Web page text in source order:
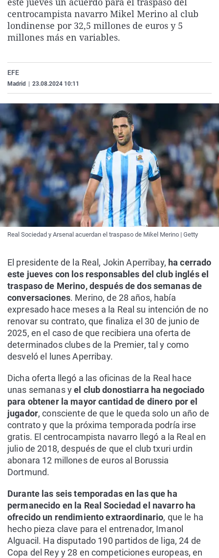
La rosa de los vientos
Gente viajera
Caso
Retornados
Extremadura
Galicia
Virales
Televisión
centrocampista navarro Mikel Merino al club
londinense por 32,5 millones de euros y 5
millones más en variables.
EFE
Madrid 23.08.2024 10:11
Real Sociedad y Arsenal acuerdan el traspaso de Mikel Merino | Getty
El presidente de la Real, Jokin Aperribay, ha cerrado
este jueves con los responsables del club inglés el
traspaso de Merino, después de dos semanas de
conversaciones. Merino, de 28 años, había
expresado hace meses a la Real su intención de no
renovar su contrato, que finaliza el 30 de junio de
2025, en el caso de que recibiera una oferta de
determinados clubes de la Premier, tal y como
desveló el lunes Aperribay.
Dicha oferta llegó a las oficinas de la Real hace
unas semanas yel club donostiarra ha negociado
para obtener la mayor cantidad de dinero por el
jugador, consciente de que le queda solo un año de
contrato y que la próxima temporada podría irse
gratis. El centrocampista navarro llegó a la Real en
julio de 2018, después de que el club txuri urdin
abonara 12 millones de euros al Borussia
Dortmund.
Durante las seis temporadas en las que ha
permanecido en la Real Sociedad el navarro ha
ofrecido un rendimiento extraordinario, que le ha
hecho pieza clave para el entrenador, Imanol
Alguacil. Ha disputado 190 partidos de liga, 24 de
Copa del Rey y 28 en competiciones europeas, en